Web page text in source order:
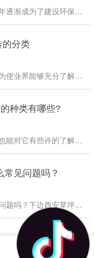
西安草坪砖作为广场砖的一种，近两年逐渐成为了建设环保城市**的建筑材料，而且具有良好的透水和透气性做到了建筑环保两不误。那么草坪砖应该怎样铺设呢?广场砖厂家来简要说下草坪砖极其铺设要点。草坪砖可以根据...
的分类
目前市场上透水材料工艺品种繁多，为使业界能够充分了解这种材料，针对国内市场状况，现分析如下：一、透水砖分类目前市场透水砖分两大类：“烧制产品”和“非烧产品”。（一）、烧制产品1 、分类：高温高压产品和...
种类有哪些?
就算对透水砖不了解的人，光听名字也能对它有些许的了解，由于透水砖能够吸收水分而被广泛用于城市道路改造中，那么，透水砖具有哪些优点呢?透水砖的种类有哪些?具体的相关内容下面一起来看看吧。就算对透水砖不了...
见问题吗？
你了解草坪砖铺设情况下有什么常见问题吗？下边西安草坪砖瓦厂家讲给你听：1、草坪铺设前须开展基本夯实，草坪铺设前， 底土不可以有凸凹，尽可能选用卷铺草坪。草坪于灌木丛或地被植物栽种地区的界限须预埋10cm的截水沟。(针对草坪铺设地区设计标高及排水管道一定要开展提升考虑到，防止产生烂泥塘)2、草坪栽种前，基土内不可有石头、...